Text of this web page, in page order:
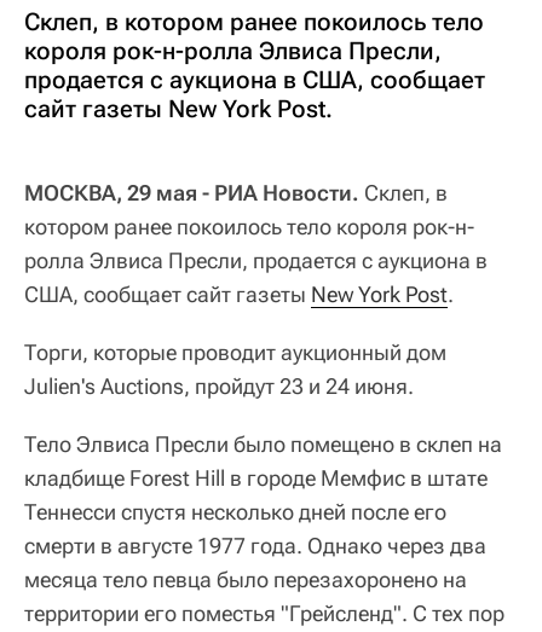
Склеп, в котором ранее покоилось тело
короля рок-н-ролла Элвиса Пресли,
продается с аукциона в США, сообщает
сайт газеты New York Post.
МОСКВА, 29 мая - РИА Новости. Склеп, в
котором ранее покоилось тело короля рок-н-
ролла Элвиса Пресли, продается с аукциона в
США, сообщает сайт газеты New York Post.
Торги, которые проводит аукционный дом
Julien's Auctions, пройдут 23 и 24 июня.
Тело Элвиса Пресли было помещено в склеп на
кладбище Forest Hill в городе Мемфис в штате
Теннесси спустя несколько дней после его
смерти в августе 1977 года. Однако через два
месяца тело певца было перезахоронено на
территории его поместья "Грейсленд". С тех пор